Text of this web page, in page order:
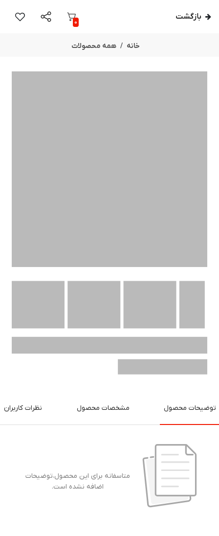
بازگشت
0
خانه همه محصولات
توضیحات محصول مشخصات محصول نظرات کاربران
متاسفانه برای این محصول،توضیحات
اضافه نشده است.